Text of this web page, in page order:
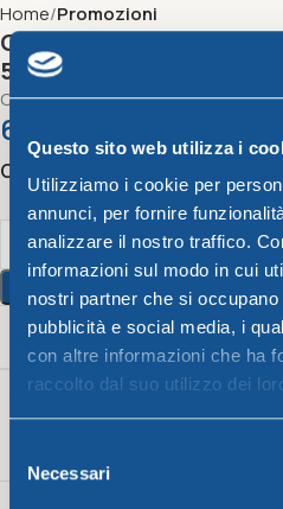
Questo sito web utilizza i
Utilizziamo i cookie per
annunci, per fornire
analizzare il nostro traffico.
informazioni sul modo in cui
nostri partner che si
pubblicità e social media, i
con altre informazioni che ha
raccolto dal suo utilizzo dei
delNecessari
Home Promozioni
CONTENITORE
5LT
Contenitore ermetico
6,37
Color
Aggiungi Al
Peso Color
Lime,